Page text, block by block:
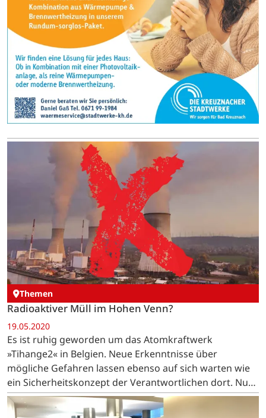
Themen
Radioaktiver Müll im Hohen Venn?
19.05.2020
Es ist ruhig geworden um das Atomkraftwerk
»Tihange2« in Belgien. Neue Erkenntnisse über
mögliche Gefahren lassen ebenso auf sich warten wie
ein Sicherheitskonzept der Verantwortlichen dort. Nun
bringt die Frage, wo radioaktive Abfälle in Belgien ihr
Endlager…